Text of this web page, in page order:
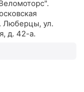
Люберцы, ул.
д. 42-а.